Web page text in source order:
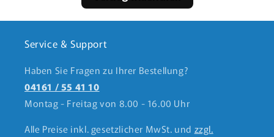
Service & Support
Haben Sie Fragen zu Ihrer Bestellung?
04161 / 55 41 10
Montag - Freitag von 8.00 - 16.00 Uhr
Alle Preise inkl. gesetzlicher MwSt. und zzgl.